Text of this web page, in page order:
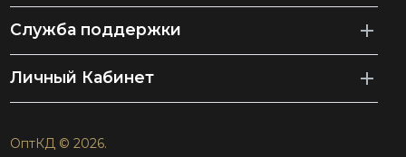
Служба поддержки
Личный Кабинет
ОптКД © 2026.